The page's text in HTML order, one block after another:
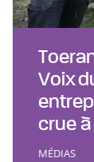
Voix
crue à
MÉDIAS